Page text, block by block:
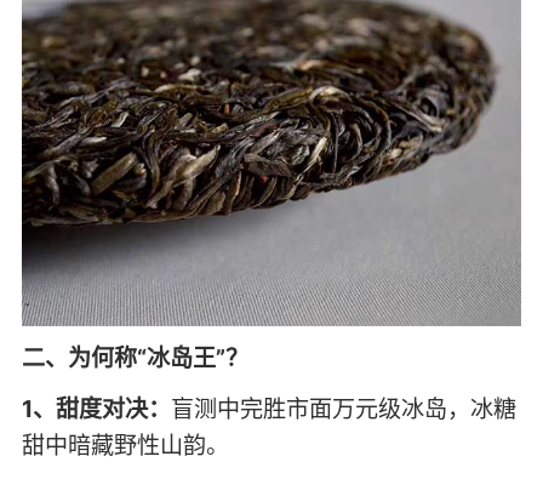
二、为何称“冰岛王”？
1、甜度对决： 盲测中完胜市面万元级冰岛，冰糖
甜中暗藏野性山韵。